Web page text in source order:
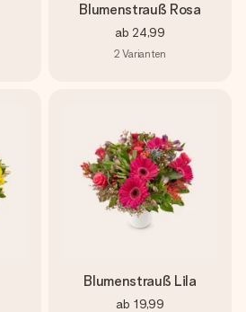
Blumenstrauß Rosa
ab 24,99
2 Varianten
Blumenstrauß Lila
ab 19,99